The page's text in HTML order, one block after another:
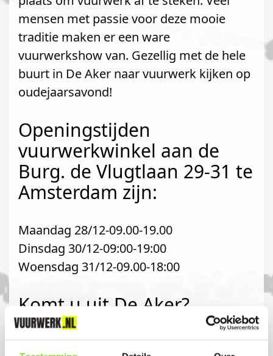
mensen met passie voor deze mooie
traditie maken er een ware
vuurwerkshow van. Gezellig met de hele
buurt in De Aker naar vuurwerk kijken op
oudejaarsavond!
Openingstijden
vuurwerkwinkel aan de
Burg. de Vlugtlaan 29-31 te
Amsterdam zijn:
Maandag 28/12-09.00-19.00
Dinsdag 30/12-09:00-19:00
Woensdag 31/12-09.00-18:00
Komt u uit De Aker?
Koop uw vuurwerk dan bij PartsNL